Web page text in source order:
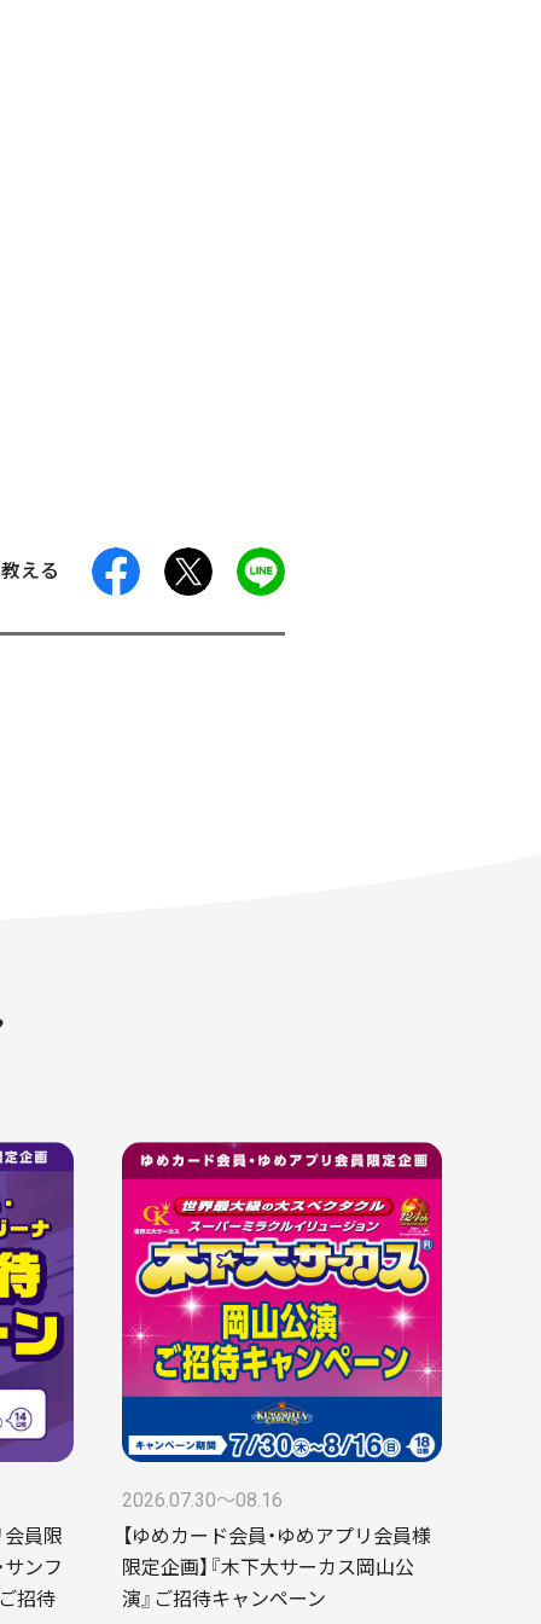
える facebook
会員限
サンフ
招待
2026.07.30〜08.16
【ゆめカード会員・ゆめアプリ会員様
限定企画】『木下大サーカス岡山公
演』ご招待キャンペーン